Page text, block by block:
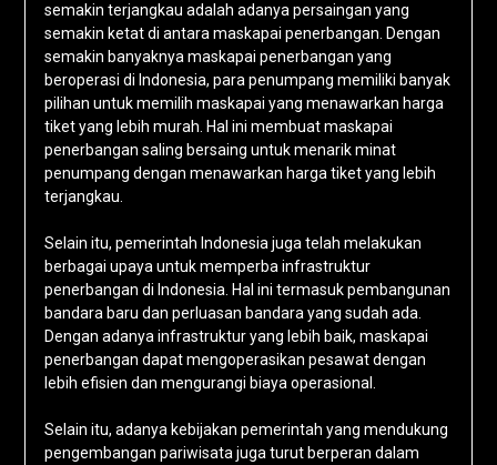
semakin terjangkau adalah adanya persaingan yang
semakin ketat di antara maskapai penerbangan. Dengan
semakin banyaknya maskapai penerbangan yang
beroperasi di Indonesia, para penumpang memiliki banyak
pilihan untuk memilih maskapai yang menawarkan harga
tiket yang lebih murah. Hal ini membuat maskapai
penerbangan saling bersaing untuk menarik minat
penumpang dengan menawarkan harga tiket yang lebih
terjangkau.
Selain itu, pemerintah Indonesia juga telah melakukan
berbagai upaya untuk memperba infrastruktur
penerbangan di Indonesia. Hal ini termasuk pembangunan
bandara baru dan perluasan bandara yang sudah ada.
Dengan adanya infrastruktur yang lebih baik, maskapai
penerbangan dapat mengoperasikan pesawat dengan
lebih efisien dan mengurangi biaya operasional.
Selain itu, adanya kebijakan pemerintah yang mendukung
pengembangan pariwisata juga turut berperan dalam